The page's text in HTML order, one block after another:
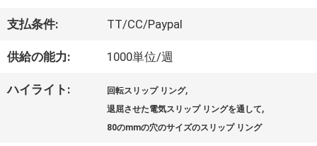
つ
い
支払条件: TT/CC/Paypal
供給の能力: 1000単位/週
ハイライト: 回転スリップ リング,
退屈させた電気スリップ リングを通して,
80のmmの穴のサイズのスリップ リング